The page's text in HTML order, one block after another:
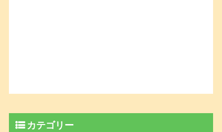
カテゴリー